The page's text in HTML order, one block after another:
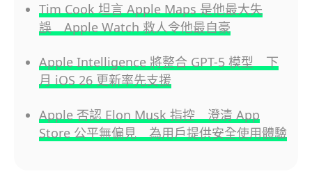
Tim Cook 坦言 Apple Maps 是他最大失
誤 Apple Watch 救人令他最自豪
Apple Intelligence 將整合 GPT-5 模型 下
月 iOS 26 更新率先支援
Apple 否認 Elon Musk 指控 澄清 App
Store 公平無偏見 為用戶提供安全使用體驗